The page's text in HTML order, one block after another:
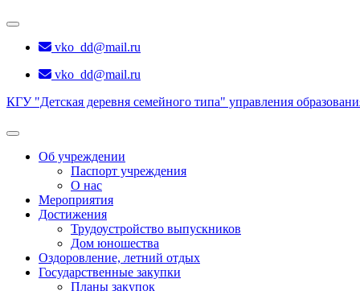
vko_dd@mail.ru
vko_dd@mail.ru
КГУ "Детская деревня семейного типа" управления
Об учреждении
Паспорт учреждения
О нас
Мероприятия
Достижения
Трудоустройство выпускников
Дом юношества
Оздоровление, летний отдых
Государственные закупки
Планы закупок